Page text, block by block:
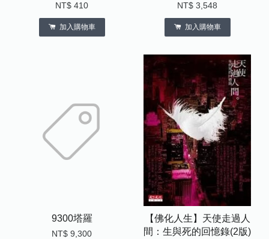
NT$ 410
加入購物車
NT$ 3,548
加入購物車
9300塔羅
NT$ 9,300
【佛化人生】天使走過人
間：生與死的回憶錄(2版)